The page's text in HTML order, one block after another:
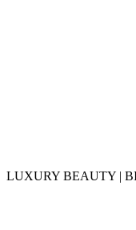
LUXURY BEAUTY |